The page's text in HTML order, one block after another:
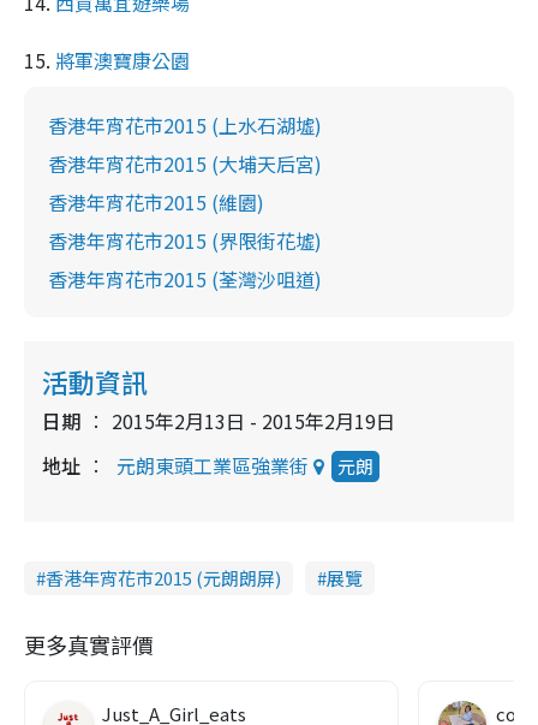
15. 將軍澳寶康公園
香港年宵花市2015 (上水石湖墟)
香港年宵花市2015 (大埔天后宮)
香港年宵花市2015 (維園)
香港年宵花市2015 (界限街花墟)
香港年宵花市2015 (荃灣沙咀道)
活動資訊
日期
2015年2月13日 - 2015年2月19日
地址
元朗東頭工業區強業街 元朗
香港年宵花市2015 (元朗朗屏) 展覽
更多真實評價
Just_A_Girl_eats co